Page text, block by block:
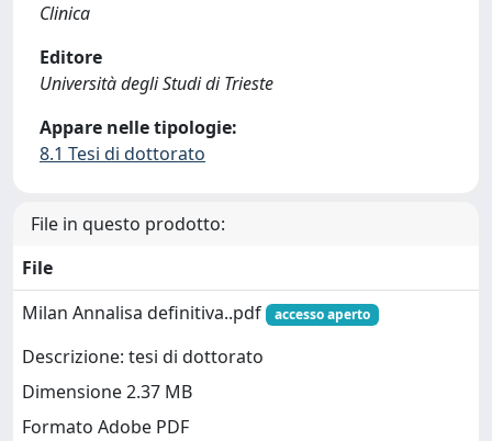
Clinica
Editore
Università degli Studi di Trieste
Appare nelle tipologie:
8.1 Tesi di dottorato
File in questo prodotto:
File
Milan Annalisa definitiva..pdf
accesso aperto
Descrizione: tesi di dottorato
Dimensione 2.37 MB
Formato Adobe PDF